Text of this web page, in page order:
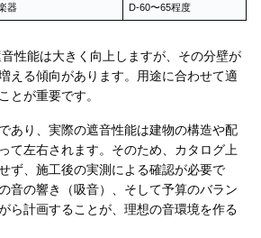
器 D-60〜65程度
性能は大きく向上しますが、その分壁が
える傾向があります。用途に合わせて適
とが重要です。
あり、実際の遮音性能は建物の構造や配
て左右されます。そのため、カタログ上
ず、施工後の実測による確認が必要で
音の響き（吸音）、そして予算のバラン
ら計画することが、理想の音環境を作る